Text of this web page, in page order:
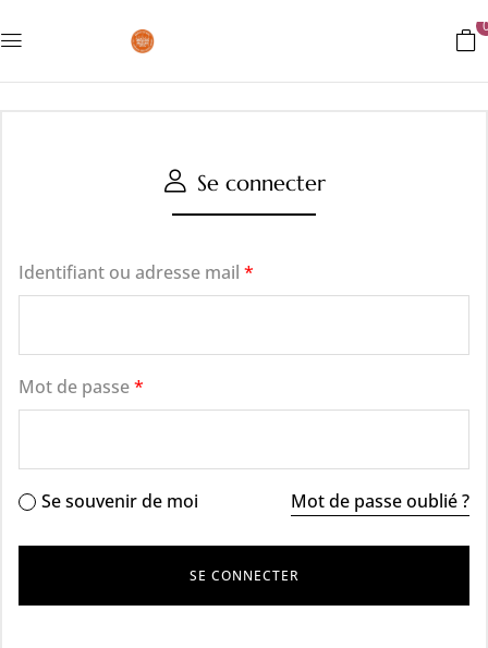
Se connecter
Identifiant ou adresse mail *
Mot de passe*
Se souvenir de moi Mot de passe oublié ?